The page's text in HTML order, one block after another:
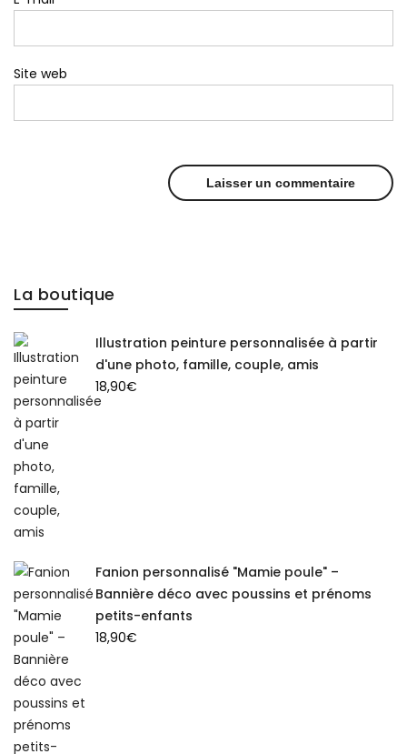
Site web
La boutique
Illustration peinture personnalisée à partir
d'une photo, famille, couple, amis
18,90€
Fanion personnalisé "Mamie poule" –
Bannière déco avec poussins et prénoms
petits-enfants
18,90€